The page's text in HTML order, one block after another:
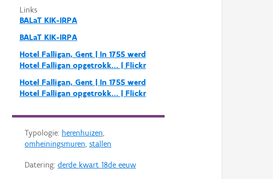
Links
BALaT KIK-IRPA
BALaT KIK-IRPA
Hotel Falligan, Gent | In 1755 werd
Hotel Falligan opgetrokk… | Flickr
Hotel Falligan, Gent | In 1755 werd
Hotel Falligan opgetrokk… | Flickr
Typologie: herenhuizen,
omheiningsmuren, stallen
Datering: derde kwart 18de eeuw